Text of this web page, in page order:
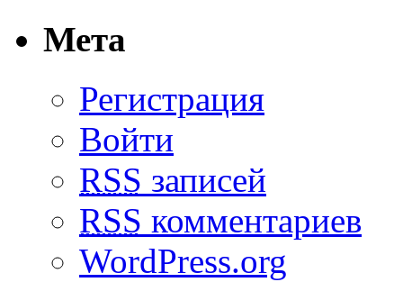
Мета
Регистрация
Войти
RSS записей
RSS комментариев
WordPress.org